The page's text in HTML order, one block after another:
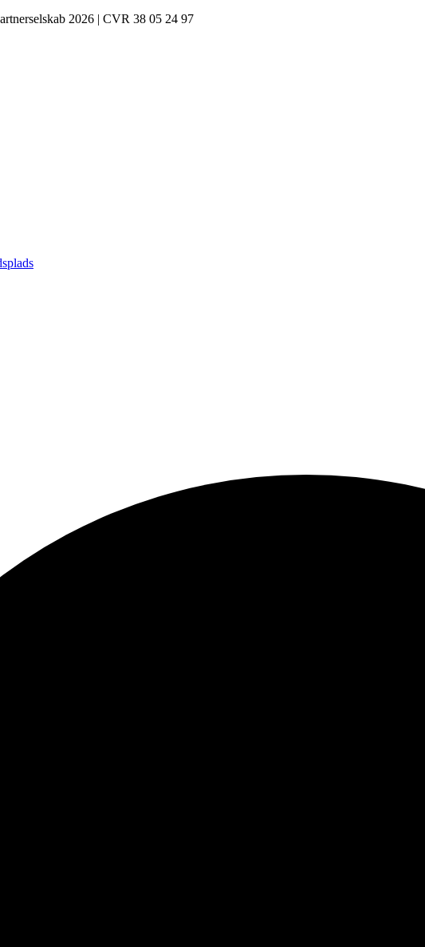
2026 | CVR 38 05 24 97